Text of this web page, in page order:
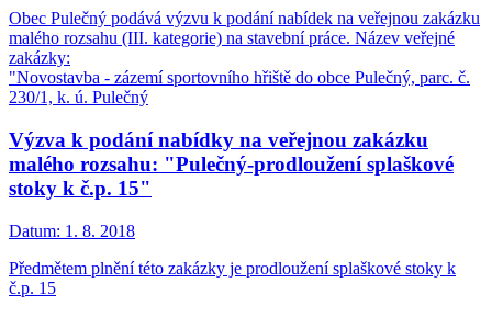
Obec Pulečný podává výzvu k podání nabídek na veřejnou zakázku
malého rozsahu (III. kategorie) na stavební práce. Název veřejné
zakázky:
"Novostavba - zázemí sportovního hřiště do obce Pulečný, parc. č.
230/1, k. ú. Pulečný
Výzva k podání nabídky na veřejnou zakázku
malého rozsahu: "Pulečný-prodloužení splaškové
stoky k č.p. 15"
Datum: 1. 8. 2018
Předmětem plnění této zakázky je prodloužení splaškové stoky k
č.p. 15